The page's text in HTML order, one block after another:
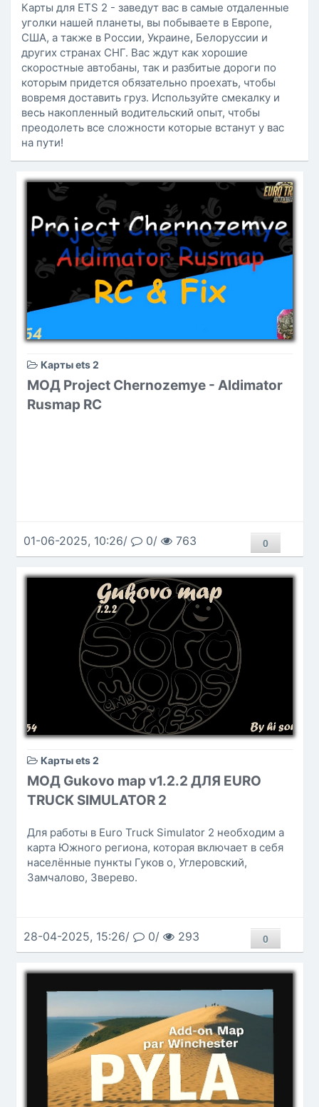
Карты для ETS 2 - заведут вас в самые отдаленные
уголки нашей планеты, вы побываете в Европе,
США, а также в России, Украине, Белоруссии и
других странах СНГ. Вас ждут как хорошие
скоростные автобаны, так и разбитые дороги по
которым придется обязательно проехать, чтобы
вовремя доставить груз. Используйте смекалку и
весь накопленный водительский опыт, чтобы
преодолеть все сложности которые встанут у вас
на пути!
Карты ets 2
МОД Project Chernozemye - Aldimator
Rusmap RC
01-06-2025, 10:26/ 0/ 763 0
Карты ets 2
МОД Gukovo map v1.2.2 ДЛЯ EURO
TRUCK SIMULATOR 2
Для работы в Euro Truck Simulator 2 необходим а
карта Южного региона, которая включает в себя
населённые пункты Гуков о, Углеровский,
Замчалово, Зверево.
28-04-2025, 15:26/ 0/ 293 0